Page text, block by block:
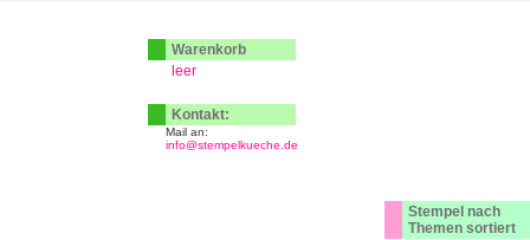
Stempel nach
Themen sortiert
Warenkorb
leer
Kontakt:
Mail an:
info@stempelkueche.de